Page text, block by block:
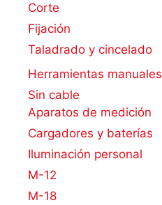
Corte
Fijación
Taladrado y cincelado
Herramientas manuales
Sin cable
Aparatos de medición
Cargadores y baterías
Iluminación personal
M-12
M-18